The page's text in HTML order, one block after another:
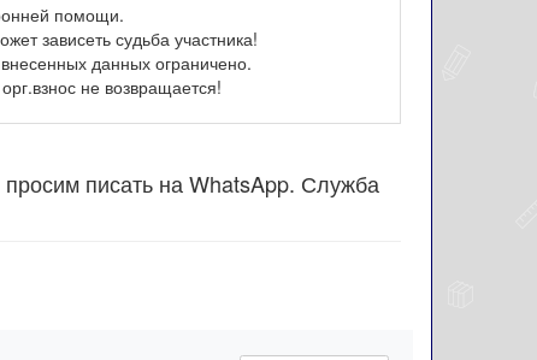
помощи.
зависеть судьба участника!
данных ограничено.
не возвращается!
писать на WhatsApp. Служба